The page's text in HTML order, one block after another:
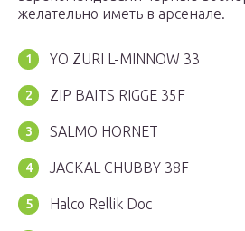
желательно иметь в арсенале.
YO ZURI L-MINNOW 33
ZIP BAITS RIGGE 35F
SALMO HORNET
JACKAL СHUBBY 38F
Halco Rellik Doc